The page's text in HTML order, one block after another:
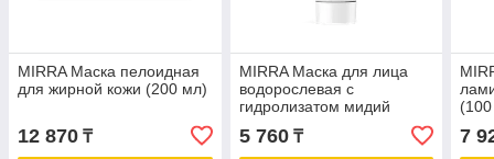
MIRRA Маска пелоидная
для жирной кожи (200 мл)
12 870 ₸
MIRRA Маска для лица
водорослевая с
гидролизатом мидий
(туба, 50 мл)
5 760₸ 7